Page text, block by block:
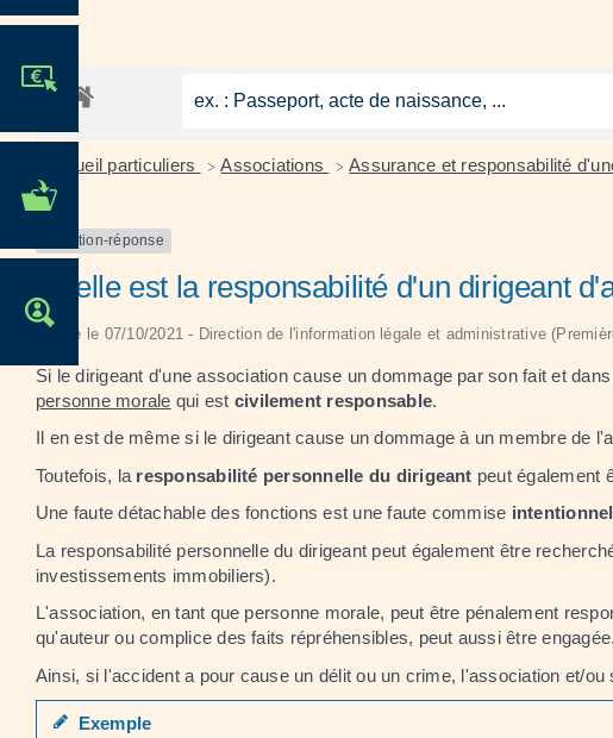
MES DÉMARCHES
OFFRES D'EMPLOI
Accueil particuliers > Associations > Assurance et responsabilité
Question-réponse
Quelle est la responsabilité d'un dirigeant
Vérifié le 07/10/2021 - Direction de l'information légale et administrative
Si le dirigeant d'une association cause un dommage par son fait et
personne morale qui est civilement responsable.
Il en est de même si le dirigeant cause un dommage à un membre de
Toutefois, la responsabilité personnelle du dirigeant peut également
Une faute détachable des fonctions est une faute commise
La responsabilité personnelle du dirigeant peut également être
investissements immobiliers).
L'association, en tant que personne morale, peut être pénalement
qu'auteur ou complice des faits répréhensibles, peut aussi être engagée.
Ainsi, si l'accident a pour cause un délit ou un crime, l'association et/
Exemple